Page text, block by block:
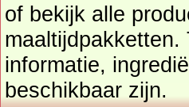
of bekijk alle
maaltijdpakketten. Tevens vindt u ook de uitgebreide calorie
informatie,
beschikbaar zijn.